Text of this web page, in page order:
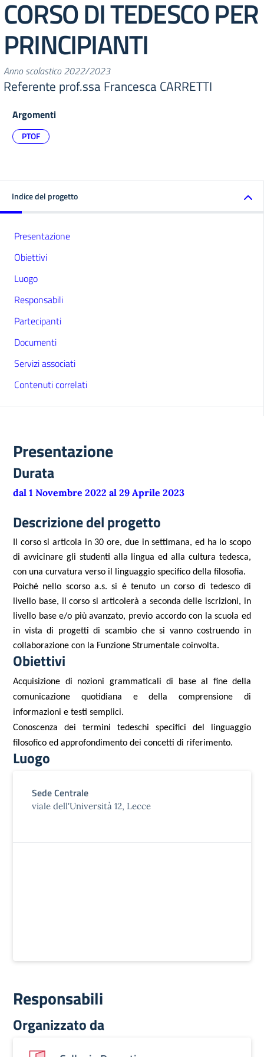
CORSO DI TEDESCO PER
PRINCIPIANTI
Anno scolastico 2022/2023
Referente prof.ssa Francesca CARRETTI
Argomenti
PTOF
Indice del progetto
Presentazione
Obiettivi
Luogo
Responsabili
Partecipanti
Documenti
Servizi associati
Contenuti correlati
Presentazione
Durata
dal 1 Novembre 2022 al 29 Aprile 2023
Descrizione del progetto
Il corso si articola in 30 ore, due in settimana, ed ha lo scopo
di avvicinare gli studenti alla lingua ed alla cultura tedesca,
con una curvatura verso il linguaggio specifico della filosofia.
Poiché nello scorso a.s. si è tenuto un corso di tedesco di
livello base, il corso si articolerà a seconda delle iscrizioni, in
livello base e/o più avanzato, previo accordo con la scuola ed
in vista di progetti di scambio che si vanno costruendo in
collaborazione con la Funzione Strumentale coinvolta.
Obiettivi
Acquisizione di nozioni grammaticali di base al fine della
comunicazione quotidiana e della comprensione di
informazioni e testi semplici.
Conoscenza dei termini tedeschi specifici del linguaggio
filosofico ed approfondimento dei concetti di riferimento.
Luogo
Sede Centrale
viale dell'Università 12, Lecce
Responsabili
Organizzato da